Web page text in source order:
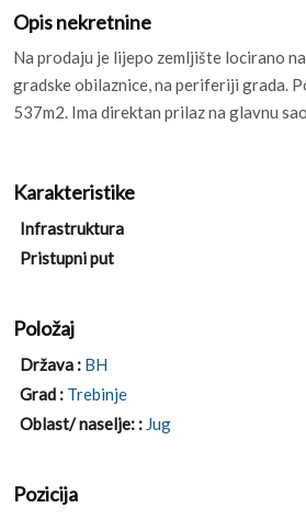
Opis nekretnine
Na prodaju je lijepo zemljište locirano
gradske obilaznice, na periferiji grada.
537m2. Ima direktan prilaz na glavnu
Karakteristike
Infrastruktura
Pristupni put
Položaj
Država : BH
Grad : Trebinje
Oblast/ naselje: : Jug
Pozicija